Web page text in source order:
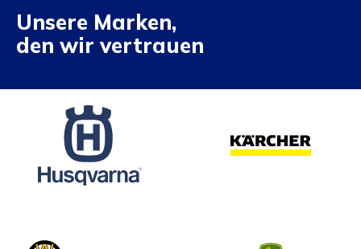
Unsere Marken,
den wir vertrauen